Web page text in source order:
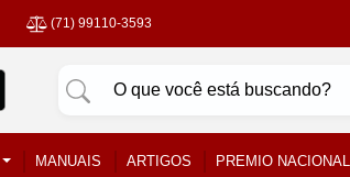
(71) 99110-3593
MANUAIS ARTIGOS PREMIO